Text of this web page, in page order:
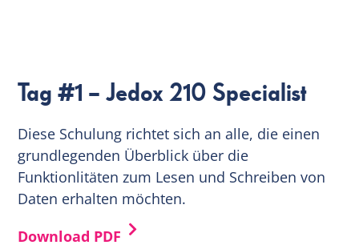
Tag #1 – Jedox 210 Specialist
Diese Schulung richtet sich an alle, die einen
grundlegenden Überblick über die
Funktionlitäten zum Lesen und Schreiben von
Daten erhalten möchten.
Download PDF